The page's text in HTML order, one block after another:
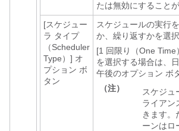
たは無効にすることが
[スケジュー
ラ タイプ
（Scheduler
Type）] オ
プション ボ
タン
スケジュールの実行
か、繰り返すかを選択
[1 回限り（One Time
を選択する場合は、
午後のオプション ボ
（注）
スケジュ
ライアン
きます。
ーンはロ